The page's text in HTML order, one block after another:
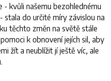
- kvůli našemu bezohlednému
do určité míry závislou na
těchto změn na světě stále
k obnovení jejích sil, aby
žít a neublížit jí ještě víc, ale